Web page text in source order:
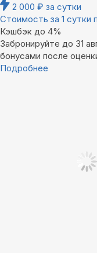
2 000 ₽ за сутки
Стоимость за 1 сутки
Кэшбэк до 4%
Забронируйте до 31
бонусами после
Подробнее